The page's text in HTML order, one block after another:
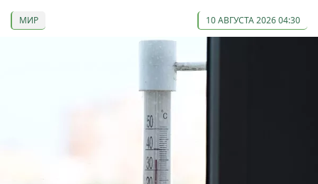
МИР 10 АВГУСТА 2026 04:30